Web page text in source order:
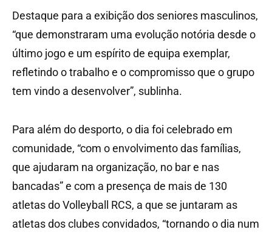
Destaque para a exibição dos seniores masculinos,
“que demonstraram uma evolução notória desde o
último jogo e um espírito de equipa exemplar,
refletindo o trabalho e o compromisso que o grupo
tem vindo a desenvolver”, sublinha.
Para além do desporto, o dia foi celebrado em
comunidade, “com o envolvimento das famílias,
que ajudaram na organização, no bar e nas
bancadas” e com a presença de mais de 130
atletas do Volleyball RCS, a que se juntaram as
atletas dos clubes convidados, “tornando o dia num